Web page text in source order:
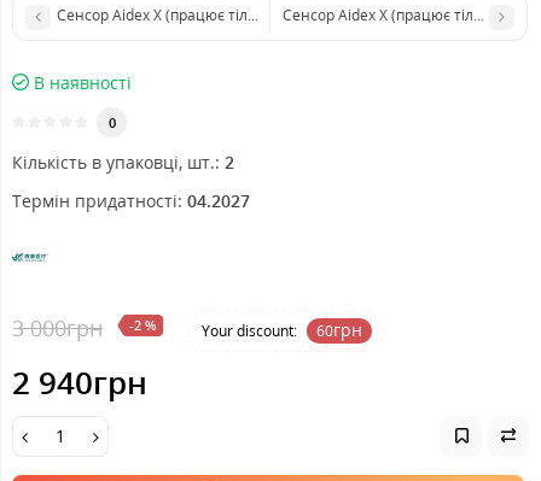
Сенсор Aidex X (працює тільки з Android)Сенсор Aidex X (працює тільки з
В наявності
0
Кількість в упаковці, шт.: 2
Термін придатності: 04.2027
3 000грн -2 % Your discount: 60грн
2 940грн